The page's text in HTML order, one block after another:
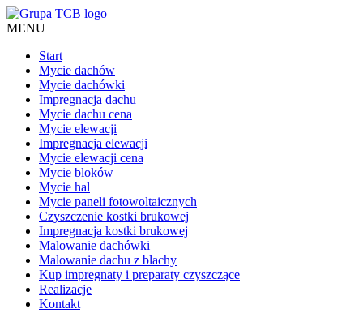
MENU
Start
Mycie dachów
Mycie dachówki
Impregnacja dachu
Mycie dachu cena
Mycie elewacji
Impregnacja elewacji
Mycie elewacji cena
Mycie bloków
Mycie hal
Mycie paneli fotowoltaicznych
Czyszczenie kostki brukowej
Impregnacja kostki brukowej
Malowanie dachówki
Malowanie dachu z blachy
Kup impregnaty i preparaty czyszczące
Realizacje
Kontakt